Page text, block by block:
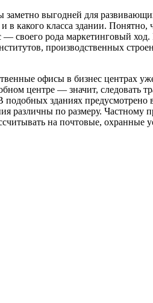
заметно выгодней для
какого класса здании.
— своего рода маркетинговый
производственных
офисы в бизнес центрах
центре — значит, следовать
зданиях предусмотрено
различны по размеру.
на почтовые, охранные